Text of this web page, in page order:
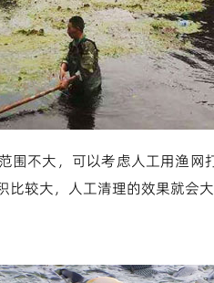
围不大，可以考虑人工用渔
比较大，人工清理的效果就会